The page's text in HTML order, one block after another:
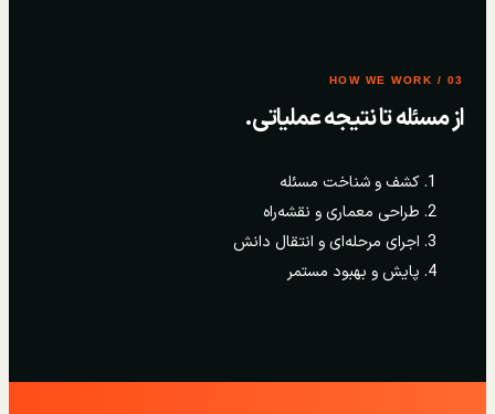
03 / HOW WE WORK
از مسئله تا نتیجه عملیاتی.
کشف و شناخت مسئله
طراحی معماری و نقشه‌راه
اجرای مرحله‌ای و انتقال دانش
پایش و بهبود مستمر